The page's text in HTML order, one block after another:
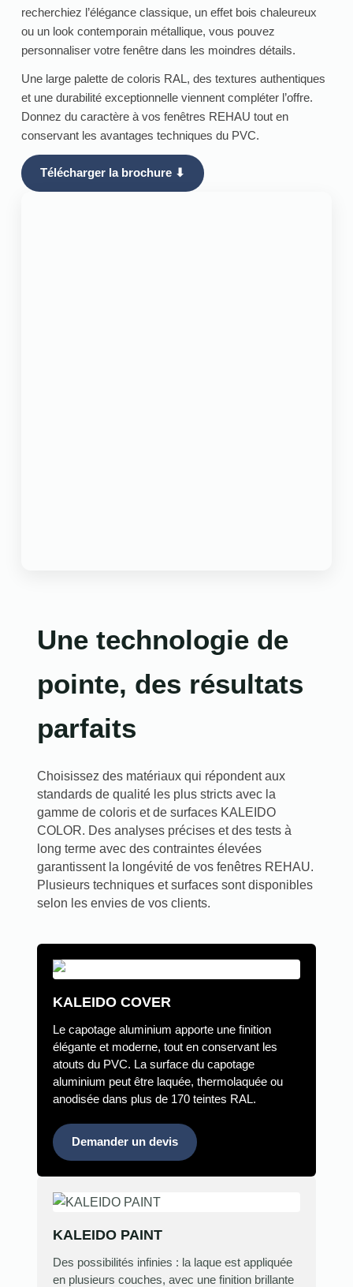
recherchiez l’élégance classique, un effet bois chaleureux
ou un look contemporain métallique, vous pouvez
personnaliser votre fenêtre dans les moindres détails.
Une large palette de coloris RAL, des textures authentiques
et une durabilité exceptionnelle viennent compléter l’offre.
Donnez du caractère à vos fenêtres REHAU tout en
conservant les avantages techniques du PVC.
Télécharger la brochure ⬇
Une technologie de
pointe, des résultats
parfaits
Choisissez des matériaux qui répondent aux
standards de qualité les plus stricts avec la
gamme de coloris et de surfaces KALEIDO
COLOR. Des analyses précises et des tests à
long terme avec des contraintes élevées
garantissent la longévité de vos fenêtres REHAU.
Plusieurs techniques et surfaces sont disponibles
selon les envies de vos clients.
KALEIDO COVER
Le capotage aluminium apporte une finition
élégante et moderne, tout en conservant les
atouts du PVC. La surface du capotage
aluminium peut être laquée, thermolaquée ou
anodisée dans plus de 170 teintes RAL.
Demander un devis
KALEIDO PAINT
Des possibilités infinies : la laque est appliquée
en plusieurs couches, avec une finition brillante